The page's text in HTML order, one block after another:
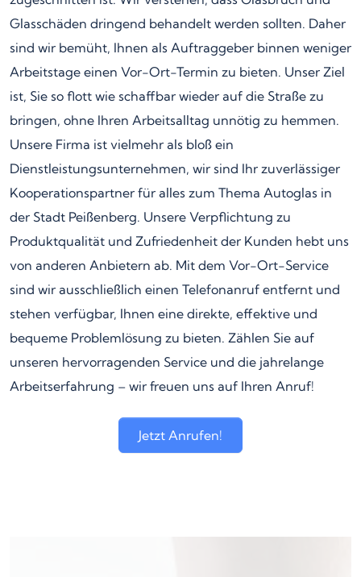
Glasschäden dringend behandelt werden sollten. Daher
sind wir bemüht, Ihnen als Auftraggeber binnen weniger
Arbeitstage einen Vor-Ort-Termin zu bieten. Unser Ziel
ist, Sie so flott wie schaffbar wieder auf die Straße zu
bringen, ohne Ihren Arbeitsalltag unnötig zu hemmen.
Unsere Firma ist vielmehr als bloß ein
Dienstleistungsunternehmen, wir sind Ihr zuverlässiger
Kooperationspartner für alles zum Thema Autoglas in
der Stadt Peißenberg. Unsere Verpflichtung zu
Produktqualität und Zufriedenheit der Kunden hebt uns
von anderen Anbietern ab. Mit dem Vor-Ort-Service
sind wir ausschließlich einen Telefonanruf entfernt und
stehen verfügbar, Ihnen eine direkte, effektive und
bequeme Problemlösung zu bieten. Zählen Sie auf
unseren hervorragenden Service und die jahrelange
Arbeitserfahrung – wir freuen uns auf Ihren Anruf!
Jetzt Anrufen!